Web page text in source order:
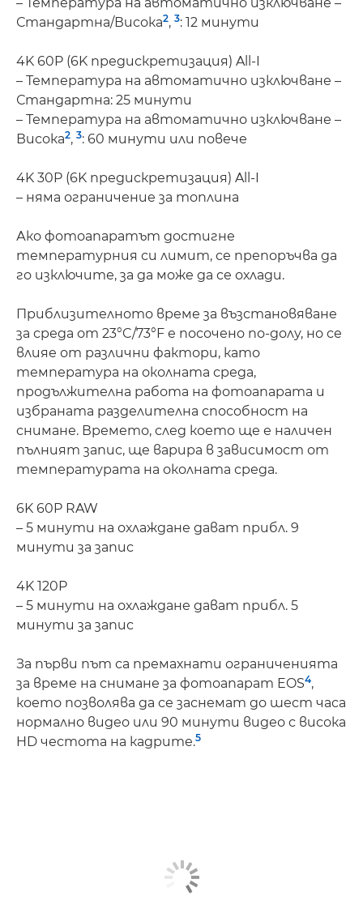
Стандартна/Висока2, 3: 12 минути
4K 60P (6K предискретизация) All-I
– Температура на автоматично изключване –
Стандартна: 25 минути
– Температура на автоматично изключване –
Висока2, 3: 60 минути или повече
4K 30P (6K предискретизация) All-I
– няма ограничение за топлина
Ако фотоапаратът достигне
температурния си лимит, се препоръчва да
го изключите, за да може да се охлади.
Приблизителното време за възстановяване
за среда от 23°C/73°F е посочено по-долу, но се
влияе от различни фактори, като
температура на околната среда,
продължителна работа на фотоапарата и
избраната разделителна способност на
снимане. Времето, след което ще е наличен
пълният запис, ще варира в зависимост от
температурата на околната среда.
6K 60P RAW
– 5 минути на охлаждане дават прибл. 9
минути за запис
4K 120P
– 5 минути на охлаждане дават прибл. 5
минути за запис
За първи път са премахнати ограниченията
за време на снимане за фотоапарат EOS4,
което позволява да се заснемат до шест часа
нормално видео или 90 минути видео с висока
HD честота на кадрите.5